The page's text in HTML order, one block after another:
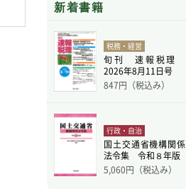
新着書籍
税務・経営
旬刊 速報税理
2026年8月11日号
847円（税込み）
行政・自治
国土交通省機構関係
法令集 令和８年版
5,060円（税込み）